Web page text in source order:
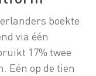
boekte
via één
17% twee
Eén op de tien